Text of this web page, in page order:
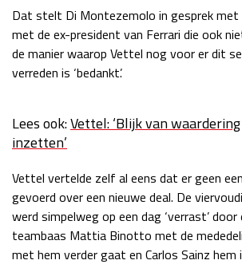
Kwalificatie
Race
Kwalificatie
GP QATAR 2026
Kwalificatie
GP ABU DHABI 2026
Kwalificatie
Race
Dat stelt Di Montezemolo in gesprek
met de ex-president van Ferrari die ook
de manier waarop Vettel nog voor er dit
verreden is ‘bedankt’.
Lees ook:Vettel: ‘Blijk van
inzetten’
Vettel vertelde zelf al eens dat er geen
gevoerd over een nieuwe deal. De
werd simpelweg op een dag ‘verrast’
teambaas Mattia Binotto met de
met hem verder gaat en Carlos Sainz